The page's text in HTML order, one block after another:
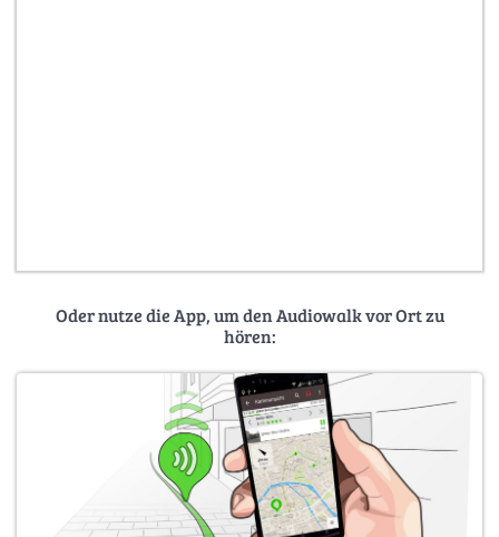
Oder nutze die App, um den Audiowalk vor Ort zu
hören: